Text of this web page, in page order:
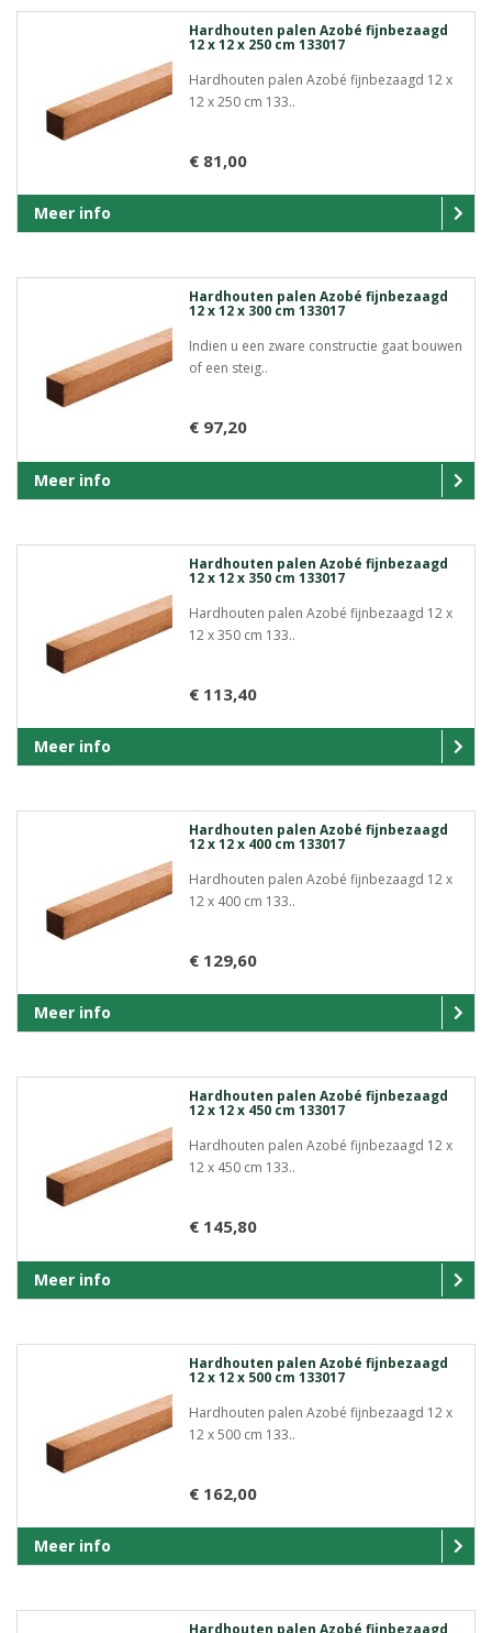
Hardhouten palen Azobé fijnbezaagd
12 x 12 x 250 cm 133017
Hardhouten palen Azobé fijnbezaagd 12 x
12 x 250 cm 133..
€ 81,00
Meer info
Hardhouten palen Azobé fijnbezaagd
12 x 12 x 300 cm 133017
Indien u een zware constructie gaat bouwen
of een steig..
€ 97,20
Meer info
Hardhouten palen Azobé fijnbezaagd
12 x 12 x 350 cm 133017
Hardhouten palen Azobé fijnbezaagd 12 x
12 x 350 cm 133..
€ 113,40
Meer info
Hardhouten palen Azobé fijnbezaagd
12 x 12 x 400 cm 133017
Hardhouten palen Azobé fijnbezaagd 12 x
12 x 400 cm 133..
€ 129,60
Meer info
Hardhouten palen Azobé fijnbezaagd
12 x 12 x 450 cm 133017
Hardhouten palen Azobé fijnbezaagd 12 x
12 x 450 cm 133..
€ 145,80
Meer info
Hardhouten palen Azobé fijnbezaagd
12 x 12 x 500 cm 133017
Hardhouten palen Azobé fijnbezaagd 12 x
12 x 500 cm 133..
€ 162,00
Meer info